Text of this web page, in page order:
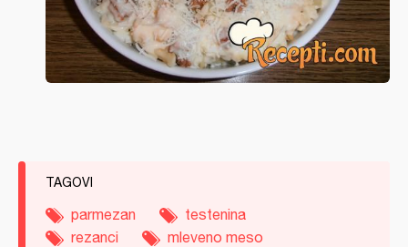
TAGOVI
parmezan
testenina
rezanci
mleveno meso